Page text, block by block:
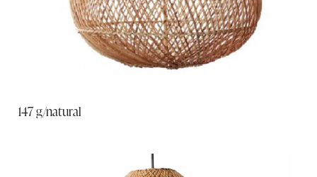
147 g/natural